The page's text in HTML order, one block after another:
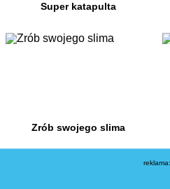
Super katapulta
Zrób swojego slima
reklama: